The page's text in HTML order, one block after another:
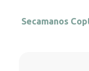
Secamanos